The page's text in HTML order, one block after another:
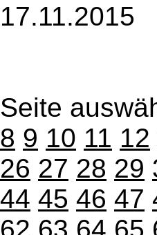
17.11.2015
Seite
8 9 10 11 12
26 27 28 29
44 45 46 47